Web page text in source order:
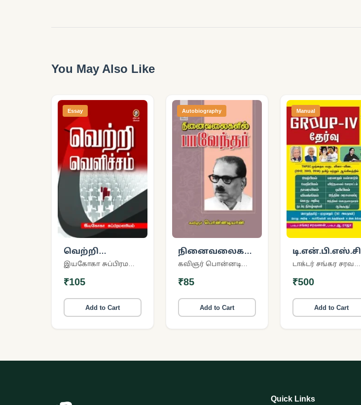
You May Also Like
Essay
வெற்றி
வெளிச்சம்
இயகோகா சுப்பிரமணியம்
₹105
Add to Cart
Autobiography
நினைவலைகளில்
பாவேந்தர்
கவிஞர் பொன்னடியான்
₹85
Add to Cart
Manual
டி.என்.பி.எஸ்.சி
குரூப்-IV தேர்வுடாக்டர் சங்கர சரவணன்
₹500
Add to Cart
Quick Links